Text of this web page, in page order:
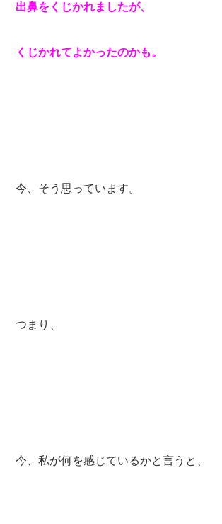
出鼻をくじかれましたが、
くじかれてよかったのかも。
今、そう思っています。
つまり、
今、私が何を感じているかと言うと、